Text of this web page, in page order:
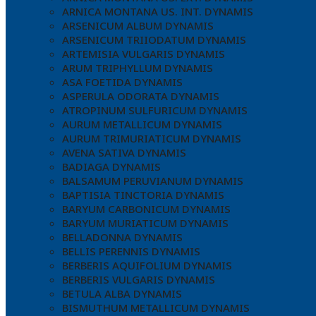
ARNICA MONTANA US. INT. DYNAMIS
ARSENICUM ALBUM DYNAMIS
ARSENICUM TRIIODATUM DYNAMIS
ARTEMISIA VULGARIS DYNAMIS
ARUM TRIPHYLLUM DYNAMIS
ASA FOETIDA DYNAMIS
ASPERULA ODORATA DYNAMIS
ATROPINUM SULFURICUM DYNAMIS
AURUM METALLICUM DYNAMIS
AURUM TRIMURIATICUM DYNAMIS
AVENA SATIVA DYNAMIS
BADIAGA DYNAMIS
BALSAMUM PERUVIANUM DYNAMIS
BAPTISIA TINCTORIA DYNAMIS
BARYUM CARBONICUM DYNAMIS
BARYUM MURIATICUM DYNAMIS
BELLADONNA DYNAMIS
BELLIS PERENNIS DYNAMIS
BERBERIS AQUIFOLIUM DYNAMIS
BERBERIS VULGARIS DYNAMIS
BETULA ALBA DYNAMIS
BISMUTHUM METALLICUM DYNAMIS